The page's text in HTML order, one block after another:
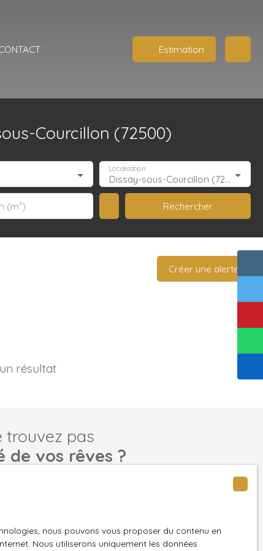
Estimation
Courcillon (72500)
Dissay-sous-Courcillon (72500)
Localisation
(m²) Rechercher
Créer une alerte
résultat
trouvez pas
de vos rêves ?
Localisation
nous pouvons vous proposer du contenu en
Nous utiliserons uniquement les données